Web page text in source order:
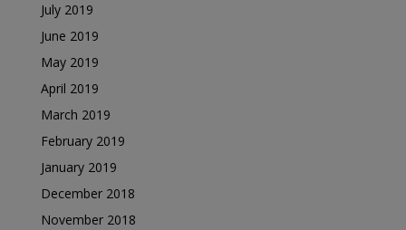
July 2019
June 2019
May 2019
April 2019
March 2019
February 2019
January 2019
December 2018
November 2018